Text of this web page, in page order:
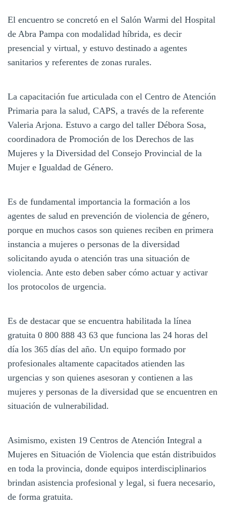
El encuentro se concretó en el Salón Warmi del Hospital
de Abra Pampa con modalidad híbrida, es decir
presencial y virtual, y estuvo destinado a agentes
sanitarios y referentes de zonas rurales.
La capacitación fue articulada con el Centro de Atención
Primaria para la salud, CAPS, a través de la referente
Valeria Arjona. Estuvo a cargo del taller Débora Sosa,
coordinadora de Promoción de los Derechos de las
Mujeres y la Diversidad del Consejo Provincial de la
Mujer e Igualdad de Género.
Es de fundamental importancia la formación a los
agentes de salud en prevención de violencia de género,
porque en muchos casos son quienes reciben en primera
instancia a mujeres o personas de la diversidad
solicitando ayuda o atención tras una situación de
violencia. Ante esto deben saber cómo actuar y activar
los protocolos de urgencia.
Es de destacar que se encuentra habilitada la línea
gratuita 0 800 888 43 63 que funciona las 24 horas del
día los 365 días del año. Un equipo formado por
profesionales altamente capacitados atienden las
urgencias y son quienes asesoran y contienen a las
mujeres y personas de la diversidad que se encuentren en
situación de vulnerabilidad.
Asimismo, existen 19 Centros de Atención Integral a
Mujeres en Situación de Violencia que están distribuidos
en toda la provincia, donde equipos interdisciplinarios
brindan asistencia profesional y legal, si fuera necesario,
de forma gratuita.